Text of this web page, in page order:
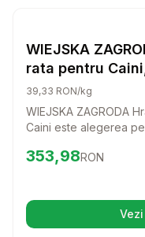
WIEJSKA
rata pentru
39,33 RON/kg
WIEJSKA ZAGRODA
Caini este alegerea
face ca fiecare masa
Preț: 353.98 RON
353,98RON